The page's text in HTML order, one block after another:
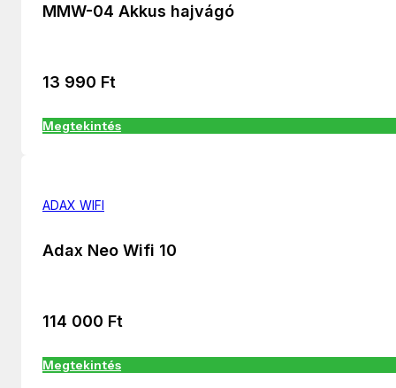
MMW-04 Akkus hajvágó
13 990 Ft
Megtekintés
ADAX WIFI
Adax Neo Wifi 10
114 000 Ft
Megtekintés